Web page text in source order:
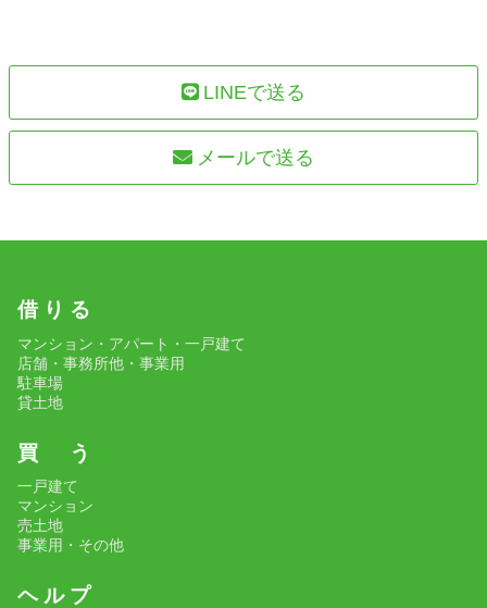
LINEで送る
メールで送る
借 り る
マンション・アパート・一戸建て
店舗・事務所他・事業用
駐車場
貸土地
買 う
一戸建て
マンション
売土地
事業用・その他
ヘ ル プ